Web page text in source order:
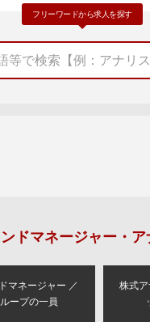
フリーワードから求人を探す
ドマネージャー・ア
マネージャー ／
ープの一員
株式